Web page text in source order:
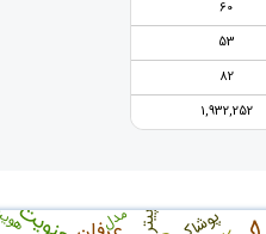
60
53
82
1,932,252
پیترز مدل